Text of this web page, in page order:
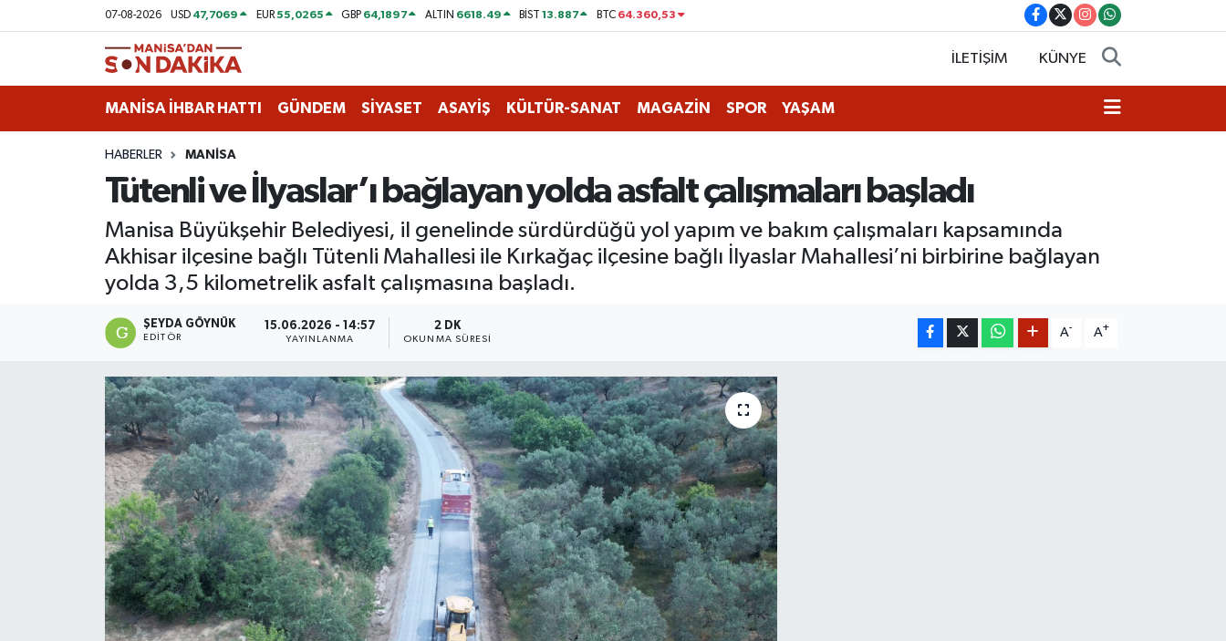
07-08-2026 USD 47,7069 EUR55,0265 GBP 64,1897 ALTIN 6618.49 BİST13.887 BTC 64.360,53
İLETİŞİM KÜNYE
MANİSA İHBAR HATTI GÜNDEM SİYASET ASAYİŞ KÜLTÜR-SANAT MAGAZİN SPOR YAŞAM
HABERLER MANİSA
Tütenli ve İlyaslar’ı bağlayan yolda asfalt çalışmaları başladı
Manisa Büyükşehir Belediyesi, il genelinde sürdürdüğü yol yapım ve bakım çalışmaları kapsamında
Akhisar ilçesine bağlı Tütenli Mahallesi ile Kırkağaç ilçesine bağlı İlyaslar Mahallesi’ni birbirine bağlayan
yolda 3,5 kilometrelik asfalt çalışmasına başladı.
ŞEYDA GÖYNÜK
EDITÖR
15.06.2026 - 14:57
YAYINLANMA
2 DK
OKUNMA SÜRESI
A- A+
GÜNDEM
KÜLTÜR-SANAT
MANİSA'DA TRAFİK
GİZLİLİK SÖZLEŞMESİ
İLETİŞİM
Hava Durumu
Trafik Durumu
Puan Durumu ve Fikstür
Son Dakika Haberleri